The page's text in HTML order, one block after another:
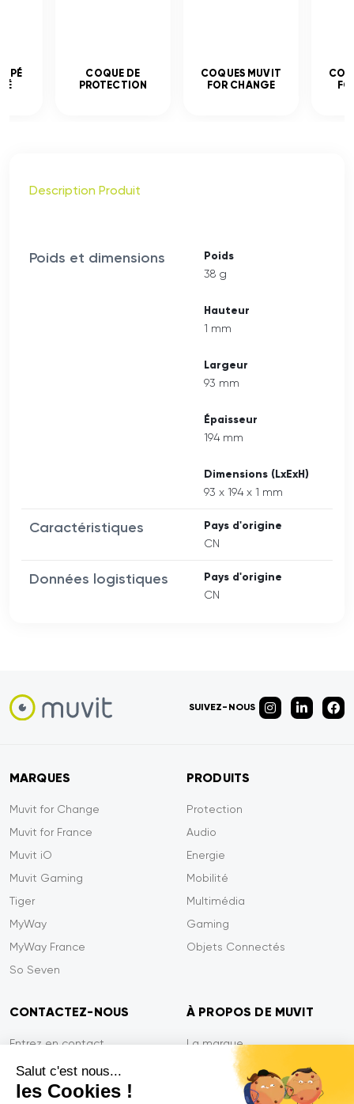
Salut c'est nous...
les Cookies !
COQUE DE
PROTECTION
COQUES MUVIT
FOR CHANGE
Description Produit
Poids et dimensions Poids
38 g
Hauteur
1 mm
Largeur
93 mm
Épaisseur
194 mm
Dimensions (LxExH)
93 x 194 x 1 mm
Caractéristiques Pays d'origine
CN
Données logistiques Pays d'origine
CN
SUIVEZ-NOUS
MARQUES
Muvit for Change
Muvit for France
Muvit iO
Muvit Gaming
Tiger
MyWay
MyWay France
So Seven
PRODUITS
Protection
Audio
Energie
Mobilité
Multimédia
Gaming
Objets Connectés
CONTACTEZ-NOUS
Entrez en contact
Paiement sécurisé
Efficacité du service
À PROPOS DE MUVIT
La marque
Confidentialité